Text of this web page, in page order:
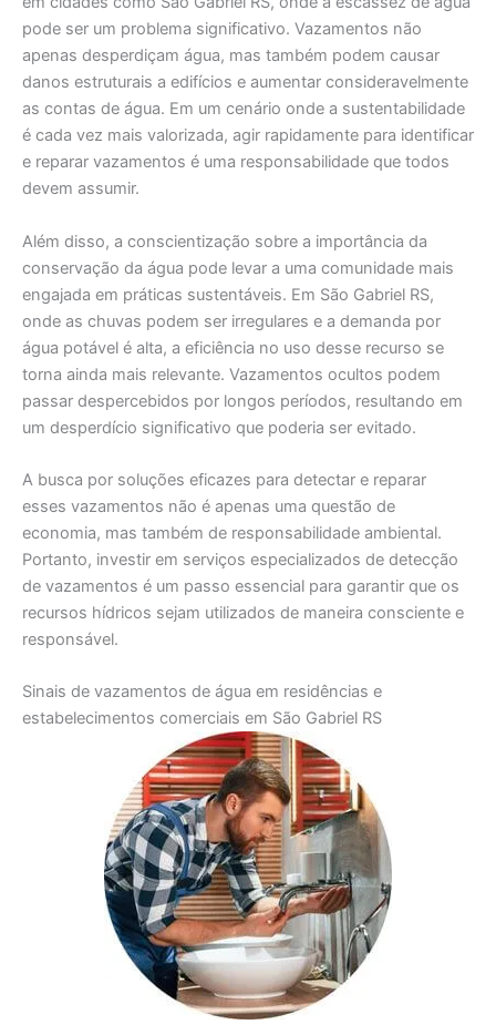
pode ser um problema significativo. Vazamentos não
apenas desperdiçam água, mas também podem causar
danos estruturais a edifícios e aumentar consideravelmente
as contas de água. Em um cenário onde a sustentabilidade
é cada vez mais valorizada, agir rapidamente para identificar
e reparar vazamentos é uma responsabilidade que todos
devem assumir.
Além disso, a conscientização sobre a importância da
conservação da água pode levar a uma comunidade mais
engajada em práticas sustentáveis. Em São Gabriel RS,
onde as chuvas podem ser irregulares e a demanda por
água potável é alta, a eficiência no uso desse recurso se
torna ainda mais relevante. Vazamentos ocultos podem
passar despercebidos por longos períodos, resultando em
um desperdício significativo que poderia ser evitado.
A busca por soluções eficazes para detectar e reparar
esses vazamentos não é apenas uma questão de
economia, mas também de responsabilidade ambiental.
Portanto, investir em serviços especializados de detecção
de vazamentos é um passo essencial para garantir que os
recursos hídricos sejam utilizados de maneira consciente e
responsável.
Sinais de vazamentos de água em residências e
estabelecimentos comerciais em São Gabriel RS